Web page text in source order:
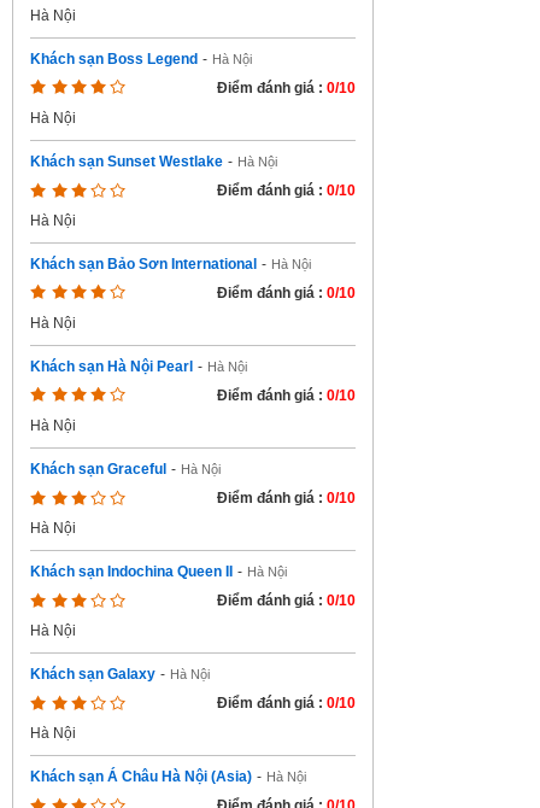
Hà Nội
Khách sạn Boss Legend - Hà Nội
Điểm đánh giá : 0/10
Hà Nội
Khách sạn Sunset Westlake - Hà Nội
Điểm đánh giá : 0/10
Hà Nội
Khách sạn Bảo Sơn International - Hà Nội
Điểm đánh giá : 0/10
Hà Nội
Khách sạn Hà Nội Pearl - Hà Nội
Điểm đánh giá : 0/10
Hà Nội
Khách sạn Graceful - Hà Nội
Điểm đánh giá : 0/10
Hà Nội
Khách sạn Indochina Queen II - Hà Nội
Điểm đánh giá : 0/10
Hà Nội
Khách sạn Galaxy - Hà Nội
Điểm đánh giá : 0/10
Hà Nội
Khách sạn Á Châu Hà Nội (Asia) - Hà Nội